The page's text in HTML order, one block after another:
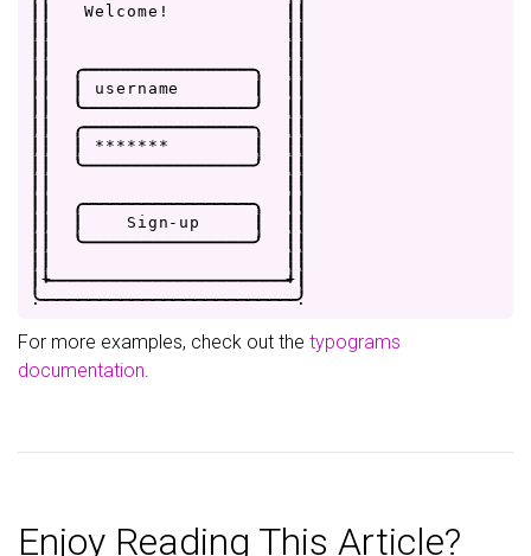
Wel come ! | |
| |
| |
.----------------. | |
use rname
'----------------'
.----------------. | |
******* | | |
'----------------' | |
.----------------.
Si gn- up
'----------------' | |
| |
+----------------------+ |
.------------------------.
For more examples, check out the typograms
documentation.
Enjoy Reading This Article?